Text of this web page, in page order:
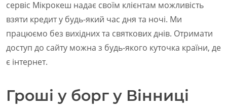
сервіс Мікрокеш надає своїм клієнтам можливість
взяти кредит у будь-який час дня та ночі. Ми
працюємо без вихідних та святкових днів. Отримати
доступ до сайту можна з будь-якого куточка країни, де
є інтернет.
Гроші у борг у Вінниці